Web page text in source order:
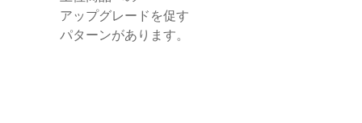
アップグレードを促す
パターンがあります。